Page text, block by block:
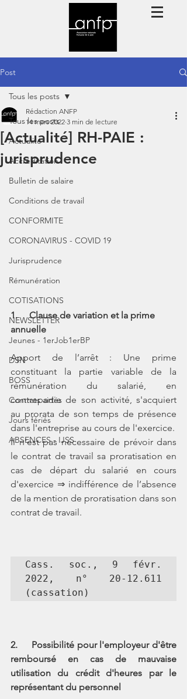
Post
Tous les posts
Actualité
Accréditation
Bulletin de salaire
Conditions de travail
CONFORMITE
CORONAVIRUS - COVID 19
Jurisprudence
Rémunération
COTISATIONS
NEWSLETTER
Jeunes - 1erJob1erBP
DSN
BOSS
Contrats aidés
Jours fériés
ABSENCES - IJSS
Tous les posts
[Actualité] RH-PAIE :
jurisprudence
Rédaction ANFP
14 mars 2022 3 min de lecture
1.     Clause de variation et la prime
annuelle
Apport de l’arrêt : Une prime
constituant la partie variable de la
rémunération du salarié, en
contrepartie de son activité, s'acquiert
au prorata de son temps de présence
Il n'est pas nécessaire de prévoir dans
le contrat de travail sa proratisation en
cas de départ du salarié en cours
d'exercice ⇒ indifférence de l’absence
de la mention de proratisation dans son
contrat de travail.
Cass. soc., 9 févr.
2022, n° 20-12.611
2.     Possibilité pour l'employeur d'être
remboursé en cas de mauvaise
utilisation du crédit d'heures par le
représentant du personnel